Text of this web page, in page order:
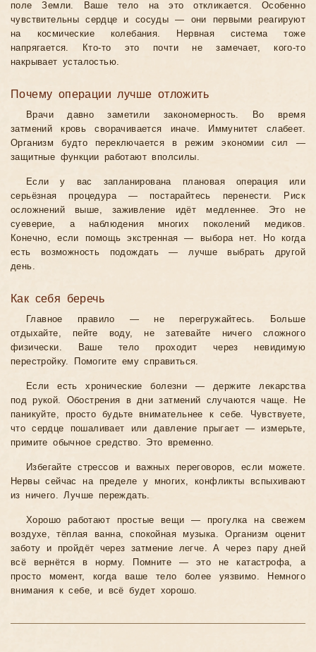
поле Земли. Ваше тело на это откликается. Особенно
чувствительны сердце и сосуды — они первыми реагируют
на космические колебания. Нервная система тоже
напрягается. Кто-то это почти не замечает, кого-то
накрывает усталостью.
Почему операции лучше отложить
Врачи давно заметили закономерность. Во время
затмений кровь сворачивается иначе. Иммунитет слабеет.
Организм будто переключается в режим экономии сил —
защитные функции работают вполсилы.
Если у вас запланирована плановая операция или
серьёзная процедура — постарайтесь перенести. Риск
осложнений выше, заживление идёт медленнее. Это не
суеверие, а наблюдения многих поколений медиков.
Конечно, если помощь экстренная — выбора нет. Но когда
есть возможность подождать — лучше выбрать другой
день.
Как себя беречь
Главное правило — не перегружайтесь. Больше
отдыхайте, пейте воду, не затевайте ничего сложного
физически. Ваше тело проходит через невидимую
перестройку. Помогите ему справиться.
Если есть хронические болезни — держите лекарства
под рукой. Обострения в дни затмений случаются чаще. Не
паникуйте, просто будьте внимательнее к себе. Чувствуете,
что сердце пошаливает или давление прыгает — измерьте,
примите обычное средство. Это временно.
Избегайте стрессов и важных переговоров, если можете.
Нервы сейчас на пределе у многих, конфликты вспыхивают
из ничего. Лучше переждать.
Хорошо работают простые вещи — прогулка на свежем
воздухе, тёплая ванна, спокойная музыка. Организм оценит
заботу и пройдёт через затмение легче. А через пару дней
всё вернётся в норму. Помните — это не катастрофа, а
просто момент, когда ваше тело более уязвимо. Немного
внимания к себе, и всё будет хорошо.